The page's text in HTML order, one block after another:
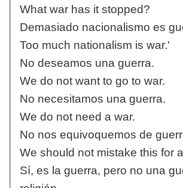
What war has it stopped?
Demasiado nacionalismo es
Too much nationalism is war.'
No deseamos una guerra.
We do not want to go to war.
No necesitamos una guerra.
We do not need a war.
No nos equivoquemos de
We should not mistake this for
Sí, es la guerra, pero no una